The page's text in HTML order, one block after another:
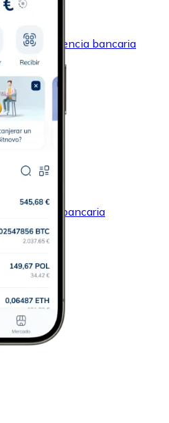
con transferencia bancaria
bancaria
bancaria